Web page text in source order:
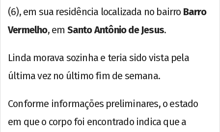
(6), em sua residência localizada no bairro Barro
Vermelho, em Santo Antônio de Jesus.
Linda morava sozinha e teria sido vista pela
última vez no último fim de semana.
Conforme informações preliminares, o estado
em que o corpo foi encontrado indica que a